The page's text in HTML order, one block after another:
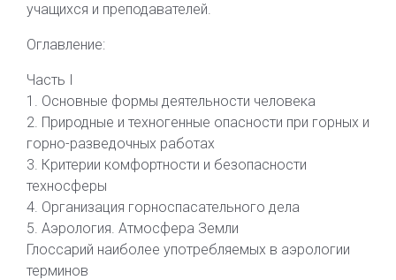
учащихся и преподавателей.
Оглавление:
Часть I
1. Основные формы деятельности человека
2. Природные и техногенные опасности при горных и
горно-разведочных работах
3. Критерии комфортности и безопасности
техносферы
4. Организация горноспасательного дела
5. Аэрология. Атмосфера Земли
Глоссарий наиболее употребляемых в аэрологии
терминов